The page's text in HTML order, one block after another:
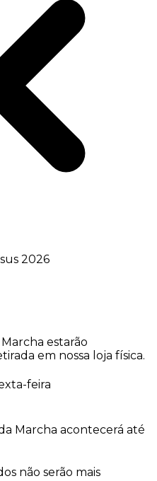
2026
estarão
em nossa loja física.
feira
Marcha acontecerá até
não serão mais